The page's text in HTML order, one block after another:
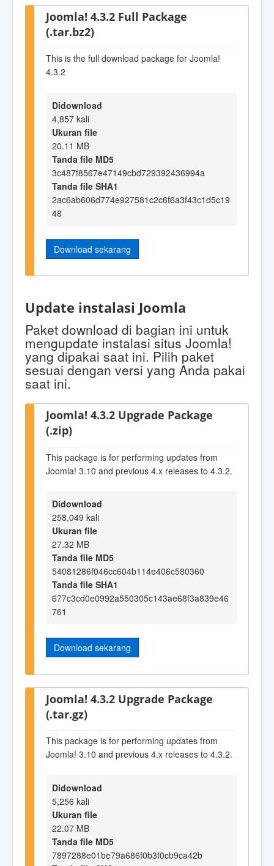
Joomla! 4.3.2 Full Package
(.tar.bz2)
This is the full download package for Joomla!
4.3.2
Didownload
4,857 kali
Ukuran file
20.11 MB
Tanda file MD5
3c487f8567e47149cbd729392436994a
Tanda file SHA1
2ac6ab606d774e927581c2c6f6a3f43c1d5c19
48
Download sekarang
Update instalasi Joomla
Paket download di bagian ini untuk
mengupdate instalasi situs Joomla!
yang dipakai saat ini. Pilih paket
sesuai dengan versi yang Anda pakai
saat ini.
Joomla! 4.3.2 Upgrade Package
(.zip)
This package is for performing updates from
Joomla! 3.10 and previous 4.x releases to 4.3.2.
Didownload
258,049 kali
Ukuran file
27.32 MB
Tanda file MD5
54081286f046cc604b114e406c580360
Tanda file SHA1
677c3cd0e0992a550305c143ae68f3a839e46
761
Download sekarang
Joomla! 4.3.2 Upgrade Package
(.tar.gz)
This package is for performing updates from
Joomla! 3.10 and previous 4.x releases to 4.3.2.
Didownload
5,256 kali
Ukuran file
22.07 MB
Tanda file MD5
7897288e01be79a686f0b3f0cb9ca42b